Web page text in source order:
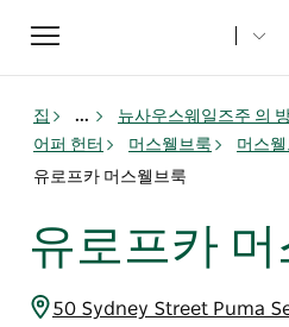
Toggle
navigation
집 ... 뉴사우스웨일즈주 의
어퍼 헌터
머스웰브룩
머스
유로프카 머스웰브룩
유로프카
50 Sydney Street Puma